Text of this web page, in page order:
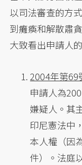
以司法審查的方
到癱瘓和解散肅
大致看出申請人
2004年第69
申請人為
嫌疑人。其
印尼憲法中
本人權（因
件）。法庭